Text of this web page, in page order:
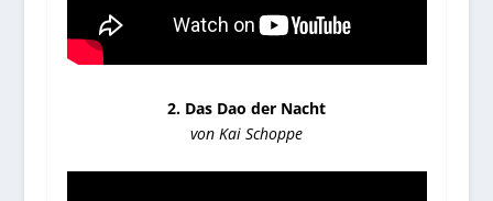
2. Das Dao der Nacht
von Kai Schoppe